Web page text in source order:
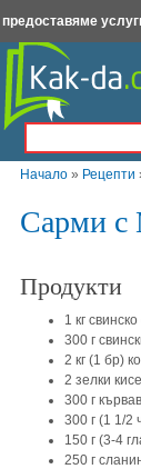
Начало » Рецепти
Сарми с
Продукти
1 кг
300 г
2 кг (1 бр)
2 зелки
300 г
300 г (1 1/2
150 г (3-4
250 г
Iztochnik.com